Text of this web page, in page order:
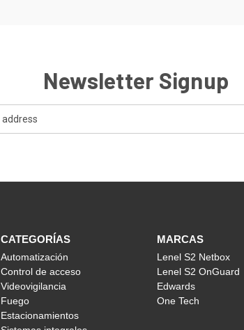
Newsletter Signup
CATEGORÍAS
Automatización
Control de acceso
Videovigilancia
Fuego
Estacionamientos
MARCAS
Lenel S2 Netbox
Lenel S2 OnGuard
Edwards
One Tech